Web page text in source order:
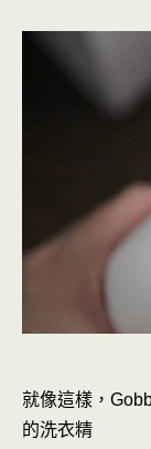
就像這樣，
的洗衣精